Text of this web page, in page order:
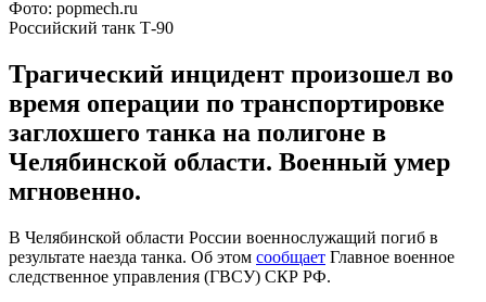
Фото: popmech.ru
Российский танк Т-90
Трагический инцидент произошел во
время операции по транспортировке
заглохшего танка на полигоне в
Челябинской области. Военный умер
мгновенно.
В Челябинской области России военнослужащий погиб в
результате наезда танка. Об этом сообщает Главное военное
следственное управления (ГВСУ) СКР РФ.